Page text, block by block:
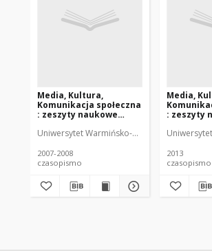
Media, Kultura,
Komunikacja społeczna
: zeszyty naukowe
Dziennikarstwa i
UWM 3-4 (2007-2008)
Uniwersytet Warmińsko-Mazurski (Olsztyn).
2007-2008
czasopismo
Media,
: zeszyty
UWM 9
2013
czasopismo